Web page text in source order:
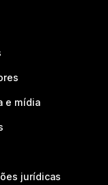
e mídia
jurídicas